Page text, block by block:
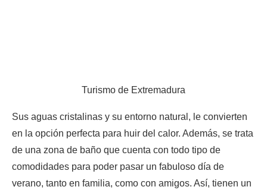
Turismo de Extremadura
Sus aguas cristalinas y su entorno natural, le convierten
en la opción perfecta para huir del calor. Además, se trata
de una zona de baño que cuenta con todo tipo de
comodidades para poder pasar un fabuloso día de
verano, tanto en familia, como con amigos. Así, tienen un